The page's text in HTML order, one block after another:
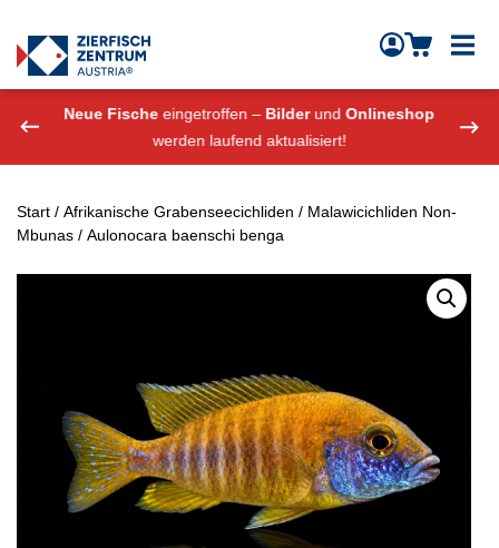
Zierfisch Aquarium Austria
Neue Fische eingetroffen – BilderundOnlineshop
werden laufend aktualisiert!
Start / Afrikanische Grabenseecichliden / Malawicichliden Non-
Mbunas / Aulonocara baenschi benga